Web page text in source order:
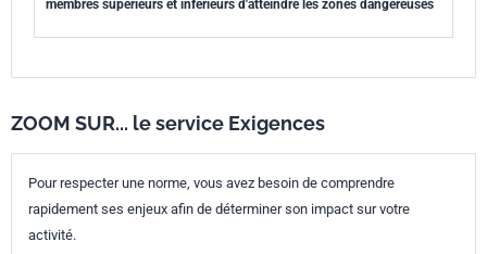
membres supérieurs et inférieurs d'atteindre les zones dangereuses
ZOOM SUR... le service Exigences
Pour respecter une norme, vous avez besoin de comprendre
rapidement ses enjeux afin de déterminer son impact sur votre
activité.